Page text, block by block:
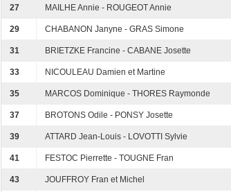
27 MAILHE Annie - ROUGEOT Annie
29 CHABANON Janyne - GRAS Simone
31 BRIETZKE Francine - CABANE Josette
33 NICOULEAU Damien et Martine
35 MARCOS Dominique - THORES Raymonde
37 BROTONS Odile - PONSY Josette
39 ATTARD Jean-Louis - LOVOTTI Sylvie
41 FESTOC Pierrette - TOUGNE Fran
43 JOUFFROY Fran et Michel